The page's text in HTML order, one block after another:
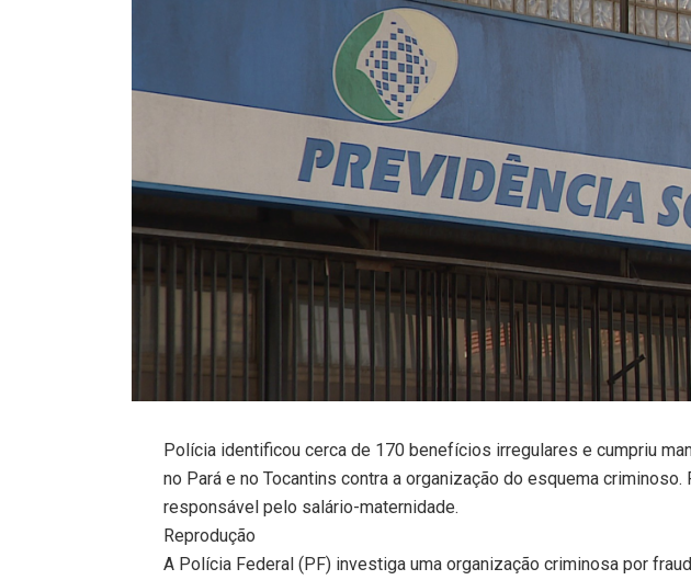
Polícia identificou cerca de 170 benefícios irregulares e cumpriu
no Pará e no Tocantins contra a organização do esquema criminoso.
responsável pelo salário-maternidade.
Reprodução
A Polícia Federal (PF) investiga uma organização criminosa por